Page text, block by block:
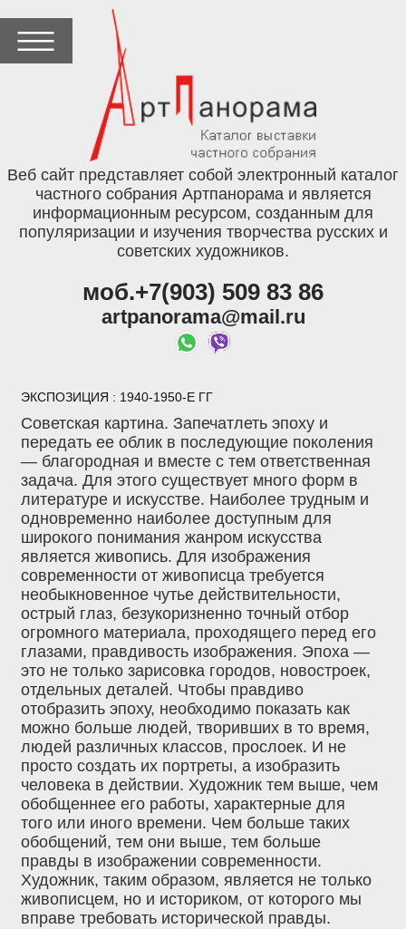
Веб сайт представляет собой электронный каталог
частного собрания Артпанорама и является
информационным ресурсом, созданным для
популяризации и изучения творчества русских и
советских художников.
моб.+7(903) 509 83 86
artpanorama@mail.ru
ЭКСПОЗИЦИЯ : 1940-1950-Е ГГ
Советская картина. Запечатлеть эпоху и
передать ее облик в последующие поколения
— благородная и вместе с тем ответственная
задача. Для этого существует много форм в
литературе и искусстве. Наиболее трудным и
одновременно наиболее доступным для
широкого понимания жанром искусства
является живопись. Для изображения
современности от живописца требуется
необыкновенное чутье действительности,
острый глаз, безукоризненно точный отбор
огромного материала, проходящего перед его
глазами, правдивость изображения. Эпоха —
это не только зарисовка городов, новостроек,
отдельных деталей. Чтобы правдиво
отобразить эпоху, необходимо показать как
можно больше людей, творивших в то время,
людей различных классов, прослоек. И не
просто создать их портреты, а изобразить
человека в действии. Художник тем выше, чем
обобщеннее его работы, характерные для
того или иного времени. Чем больше таких
обобщений, тем они выше, тем больше
правды в изображении современности.
Художник, таким образом, является не только
живописцем, но и историком, от которого мы
вправе требовать исторической правды.